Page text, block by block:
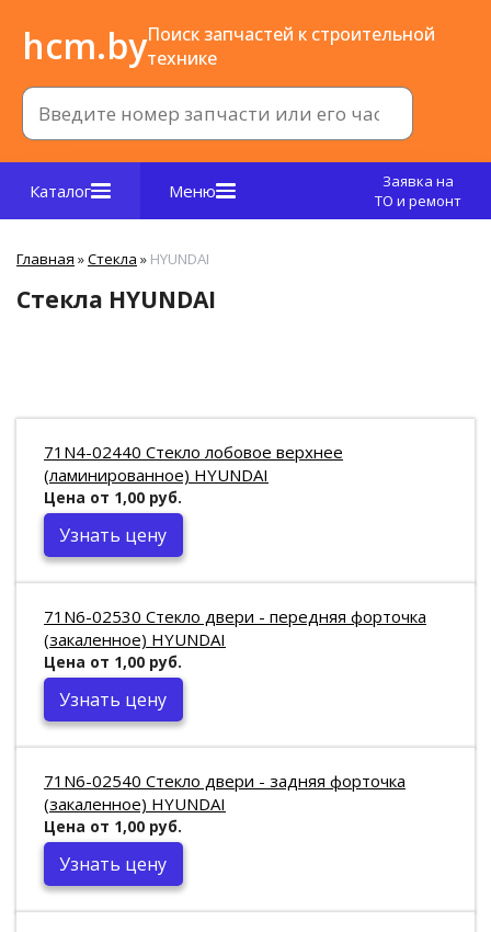
hcm.byПоиск запчастей к строительной
технике
Каталог Меню
Заявка на
ТО и ремонт
Главная »Стекла » HYUNDAI
Стекла HYUNDAI
71N4-02440 Стекло лобовое верхнее
(ламинированное) HYUNDAI
Цена от 1,00 руб.
Узнать цену
71N6-02530 Стекло двери - передняя форточка
(закаленное) HYUNDAI
Цена от 1,00 руб.
Узнать цену
71N6-02540 Стекло двери - задняя форточка
(закаленное) HYUNDAI
Цена от 1,00 руб.
Узнать цену